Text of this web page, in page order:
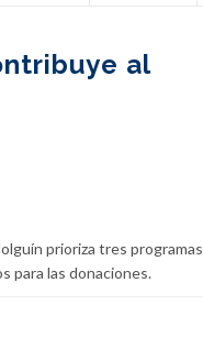
al
prioriza tres programas
para las donaciones.